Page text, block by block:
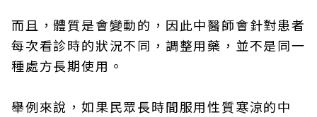
而且，體質是會變動的，因此中醫師會針對患者
每次看診時的狀況不同，調整用藥，並不是同一
種處方長期使用。
舉例來說，如果民眾長時間服用性質寒涼的中